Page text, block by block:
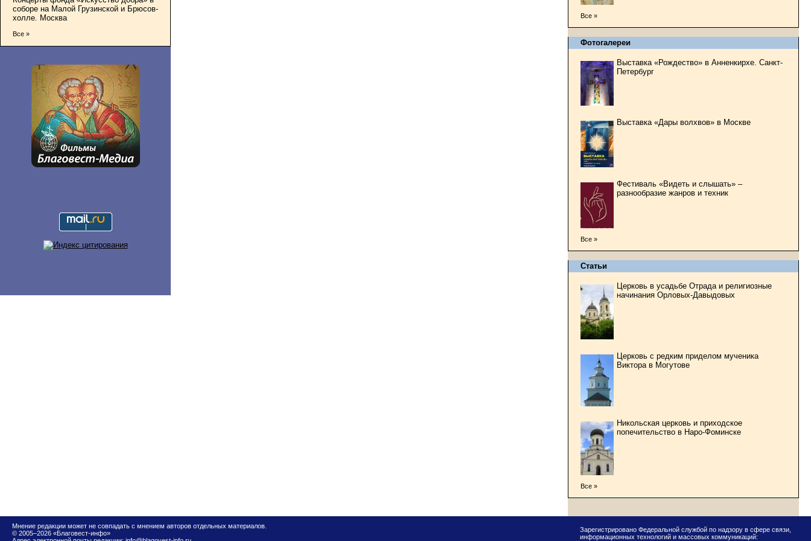
соборе на Малой Грузинской и Брюсов-
холле. Москва
Все »
Все »
Фотогалереи
Выставка «Рождество» в Анненкирхе. Санкт-
Петербург
Выставка «Дары волхвов» в Москве
Фестиваль «Видеть и слышать» –
разнообразие жанров и техник
Все »
Статьи
Церковь в усадьбе Отрада и религиозные
начинания Орловых-Давыдовых
Церковь с редким приделом мученика
Виктора в Могутове
Никольская церковь и приходское
попечительство в Наро-Фоминске
Все »
Мнение редакции может не совпадать с мнением авторов отдельных материалов.
© 2005–2026 «Благовест-инфо»
Зарегистрировано Федеральной службой по надзору в сфере связи,
информационных технологий и массовых коммуникаций: